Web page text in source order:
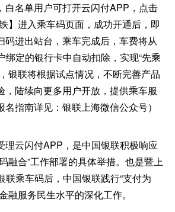
白名单用户可打开云闪付APP，点击
】进入乘车码页面，成功开通后，即
码进出站台，乘车完成后，车费将从
绑定的银行卡中自动扣除，实现“先乘
银联将根据试点情况，不断完善产品
，陆续向更多用户开放，提供乘车服
指南详见：银联上海微信公众号）
理云闪付APP，是中国银联积极响应
融合”工作部署的具体举措。也是暨上
联乘车码后，中国银联践行“支付为
融服务民生水平的深化工作。